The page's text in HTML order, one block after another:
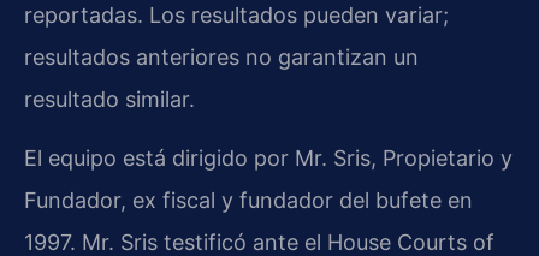
reportadas. Los resultados pueden variar;
resultados anteriores no garantizan un
resultado similar.
El equipo está dirigido por Mr. Sris, Propietario y
Fundador, ex fiscal y fundador del bufete en
1997. Mr. Sris testificó ante el House Courts of